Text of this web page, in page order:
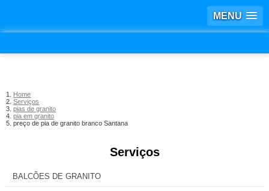
MENU
Home
Serviços
pias de granito
pia em granito
preço de pia de granito branco Santana
Serviços
BALCÕES DE GRANITO